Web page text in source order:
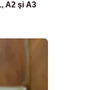
A2 şi A3